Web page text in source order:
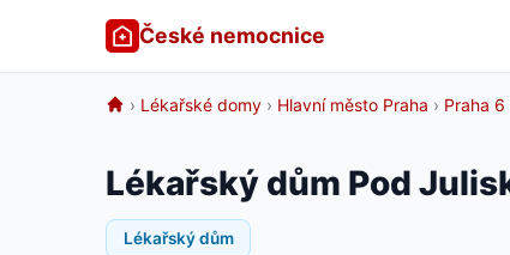
České nemocnice
› Lékařské domy › Hlavní město Praha › Praha 6
Lékařský dům Pod
Lékařský dům